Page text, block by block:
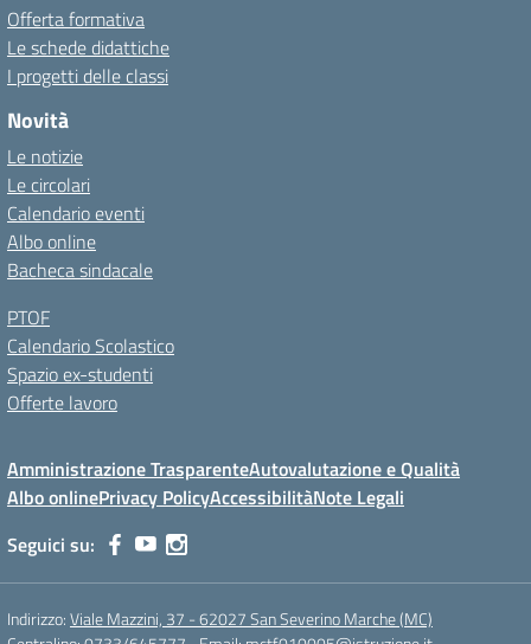
Offerta formativa
Le schede didattiche
I progetti delle classi
Novità
Le notizie
Le circolari
Calendario eventi
Albo online
Bacheca sindacale
PTOF
Calendario Scolastico
Spazio ex-studenti
Offerte lavoro
Amministrazione TrasparenteAutovalutazione e Qualità
Albo onlinePrivacy PolicyAccessibilitàNote Legali
Seguici su:
Indirizzo:Viale Mazzini, 37 - 62027 San Severino Marche (MC)